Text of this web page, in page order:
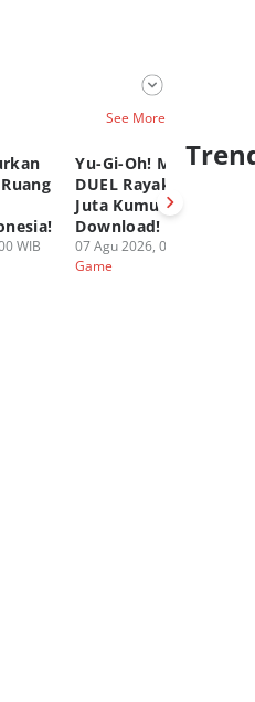
See More
WIB
Yu-Gi-Oh! MASTER
DUEL Rayakan 100
Juta Kumulatif
Download!
07 Agu 2026, 08:00 WIB
Game